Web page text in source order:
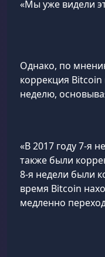
«Мы уже видели
Однако, по
коррекция
неделю,
«В 2017 году 7-я
также были
8-я недели были
время Bitcoin
медленно